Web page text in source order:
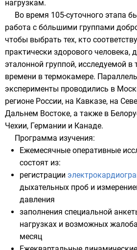
нагрузкам.
Во время 105-суточного этапа
работа с бо́льшими группами
чтобы выбрать тех, кто
практически здорового человека,
эталонной группой, исследуемой в
времени в термокамере.
эксперименты проводились в
регионе России, на Кавказе, на
Дальнем Востоке, а также в
Чехии, Германии и Канаде.
Программа изучения:
Ежемесячные оперативные
состоят из:
регистрации
дыхательных проб и
давления
заполнения специальной
нагрузках и возможных
месяц